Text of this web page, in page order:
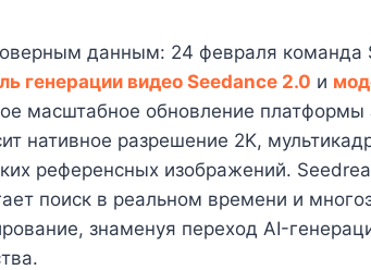
данным: 24 февраля команда
генерации видео Seedance 2.0 и
масштабное обновление
нативное разрешение 2K,
референсных изображений.
поиск в реальном времени и
знаменуя переход AI-